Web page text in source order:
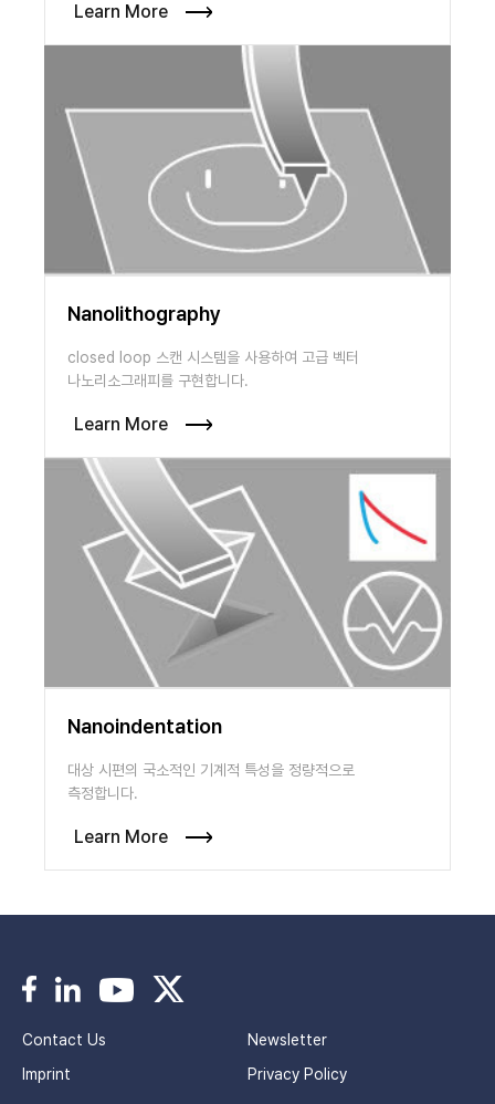
Learn More
Nanolithography
closed loop 스캔 시스템을 사용하여 고급 벡터
나노리소그래피를 구현합니다.
Learn More
Nanoindentation
대상 시편의 국소적인 기계적 특성을 정량적으로
측정합니다.
Learn More
Contact Us
Newsletter
Imprint
Privacy Policy